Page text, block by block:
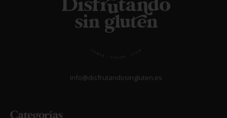
info@disfrutandosingluten.es